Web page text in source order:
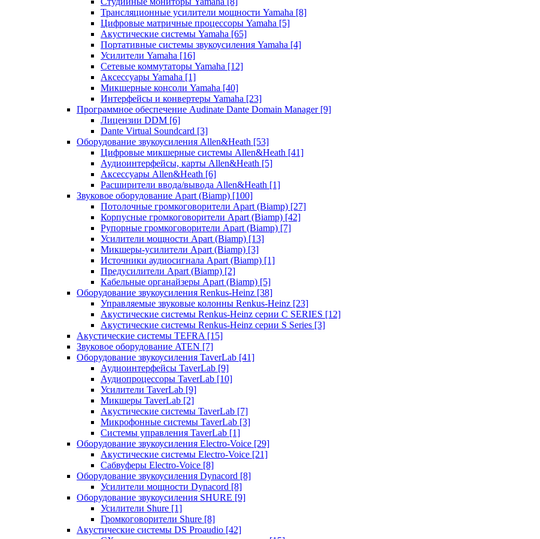
Трансляционные усилители мощности Yamaha [8]
Цифровые матричные процессоры Yamaha [5]
Акустические системы Yamaha [65]
Портативные системы звукоусиления Yamaha [4]
Усилители Yamaha [16]
Сетевые коммутаторы Yamaha [12]
Аксессуары Yamaha [1]
Микшерные консоли Yamaha [40]
Интерфейсы и конвертеры Yamaha [23]
Программное обеспечение Audinate Dante Domain Manager [9]
Лицензии DDM [6]
Dante Virtual Soundcard [3]
Оборудование звукоусиления Allen&Heath [53]
Цифровые микшерные системы Allen&Heath [41]
Аудиоинтерфейсы, карты Allen&Heath [5]
Аксессуары Allen&Heath [6]
Расширители ввода/вывода Allen&Heath [1]
Звуковое оборудование Apart (Biamp) [100]
Потолочные громкоговорители Apart (Biamp) [27]
Корпусные громкоговорители Apart (Biamp) [42]
Рупорные громкоговорители Apart (Biamp) [7]
Усилители мощности Apart (Biamp) [13]
Микшеры-усилители Apart (Biamp) [3]
Источники аудиосигнала Apart (Biamp) [1]
Предусилители Apart (Biamp) [2]
Кабельные органайзеры Apart (Biamp) [5]
Оборудование звукоусиления Renkus-Heinz [38]
Управляемые звуковые колонны Renkus-Heinz [23]
Акустические системы Renkus-Heinz серии C SERIES [12]
Акустические системы Renkus-Heinz серии S Series [3]
Акустические системы TEFRA [15]
Звуковое оборудование ATEN [7]
Оборудование звукоусиления TaverLab [41]
Аудиоинтерфейсы TaverLab [9]
Аудиопроцессоры TaverLab [10]
Усилители TaverLab [9]
Микшеры TaverLab [2]
Акустические системы TaverLab [7]
Микрофонные системы TaverLab [3]
Системы управления TaverLab [1]
Оборудование звукоусиления Electro-Voice [29]
Акустические системы Electro-Voice [21]
Сабвуферы Electro-Voice [8]
Оборудование звукоусиления Dynacord [8]
Усилители мощности Dynacord [8]
Оборудование звукоусиления SHURE [9]
Усилители Shure [1]
Громкоговорители Shure [8]
Акустические системы DS Proaudio [42]